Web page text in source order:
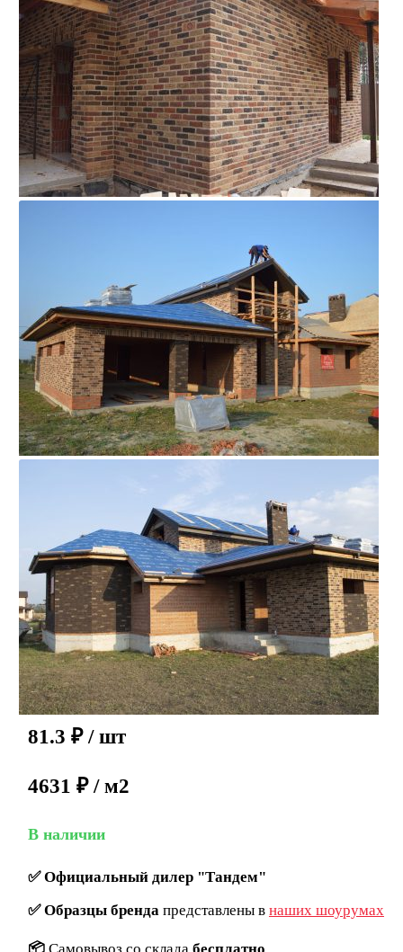
81.3 ₽ / шт
4631 ₽ / м2
В наличии
✅Официальный дилер "Тандем"
✅Образцы брендапредставлены в наших шоурумах